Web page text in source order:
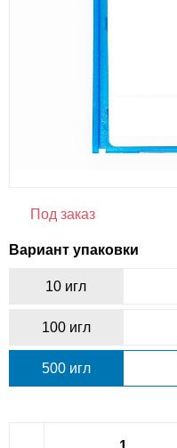
Под заказ
Вариант упаковки
10 игл
100 игл
500 игл